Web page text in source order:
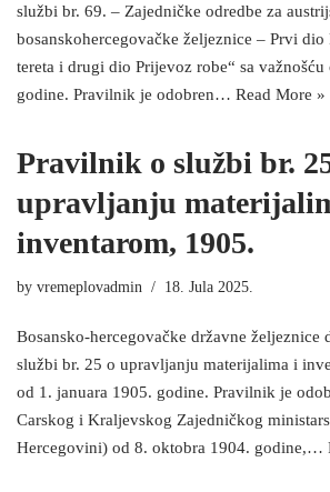
službi br. 69. – Zajedničke odredbe za
bosanskohercegovačke željeznice – Prvi
tereta i drugi dio Prijevoz robe“ sa
godine. Pravilnik je odobren… Read More »
Pravilnik o službi br.
upravljanju
inventarom, 1905.
by vremeplovadmin 18. Jula 2025.
Bosansko-hercegovačke državne željeznice
službi br. 25 o upravljanju materijalima i
od 1. januara 1905. godine. Pravilnik je
Carskog i Kraljevskog Zajedničkog
Hercegovini) od 8. oktobra 1904. godine,…